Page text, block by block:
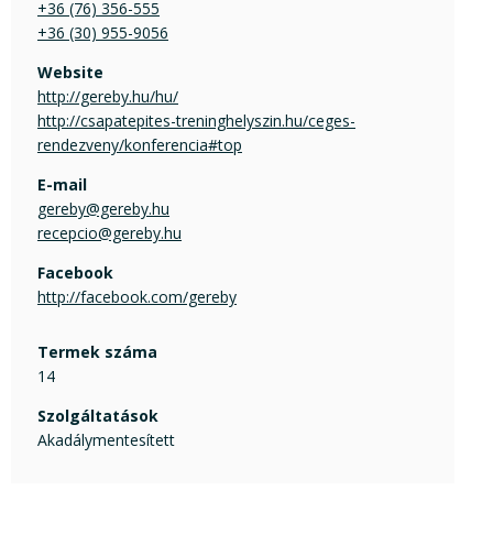
+36 (76) 356-555
+36 (30) 955-9056
Website
http://gereby.hu/hu/
http://csapatepites-treninghelyszin.hu/ceges-
rendezveny/konferencia#top
E-mail
gereby@gereby.hu
recepcio@gereby.hu
Facebook
http://facebook.com/gereby
Termek száma
14
Szolgáltatások
Akadálymentesített